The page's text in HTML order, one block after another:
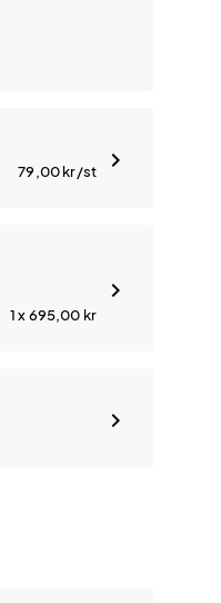
79,00kr/st
1 x 695,00 kr